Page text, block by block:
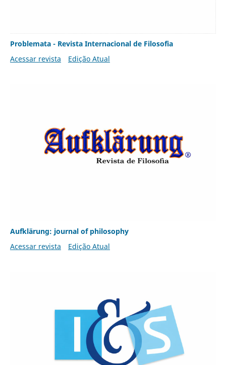
Problemata - Revista Internacional de Filosofia
Acessar revista
Edição Atual
Aufklärung: journal of philosophy
Acessar revista
Edição Atual